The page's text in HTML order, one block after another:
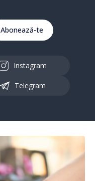
Abonează-te
Instagram
Telegram